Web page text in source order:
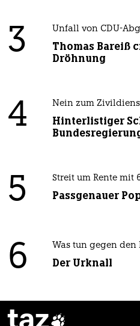
3 Unfall von CDU-
Thomas Bareiß
Dröhnung
4 Nein zum
Hinterlistiger
5 Streit um Rente mit
Passgenauer
6 Was tun gegen den
Der Urknall
